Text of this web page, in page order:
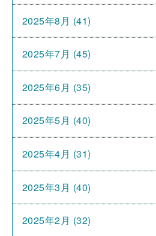
2025年8月 (41)
2025年7月 (45)
2025年6月 (35)
2025年5月 (40)
2025年4月 (31)
2025年3月 (40)
2025年2月 (32)